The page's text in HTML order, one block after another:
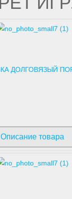
ДОЛГОВЯЗЫЙ
Описание товара